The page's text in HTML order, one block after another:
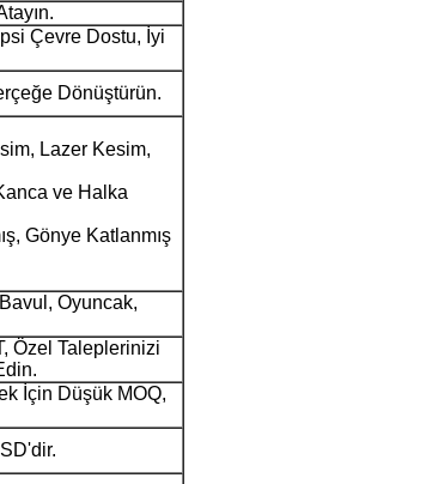
Çevre Dostu, İyi
Dönüştürün.
Lazer Kesim,
ve Halka
Gönye Katlanmış
Oyuncak,
Özel Taleplerinizi
İçin Düşük MOQ,